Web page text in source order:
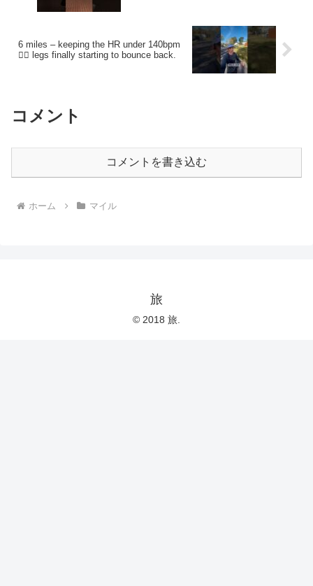
6 miles – keeping the HR under 140bpm
🏃‍♂️ legs finally starting to bounce back.
コメント
コメントを書き込む
ホーム マイル
旅
© 2018 旅.